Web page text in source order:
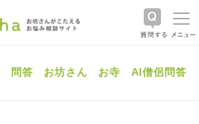
問答 お坊さん お寺 AI僧侶問答